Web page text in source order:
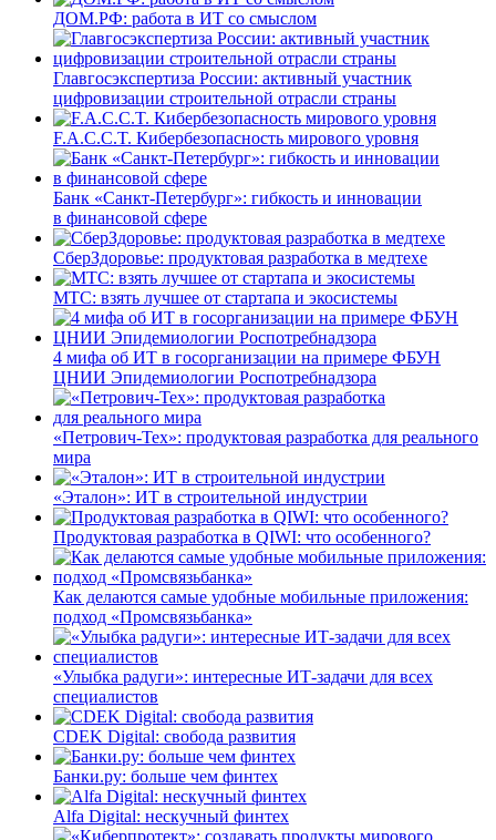
ДОМ.РФ: работа в ИТ со смыслом
Главгосэкспертиза России: активный участник
цифровизации строительной отрасли страны
F.A.C.C.T. Кибербезопасность мирового уровня
Банк «Санкт-Петербург»: гибкость и инновации
в финансовой сфере
СберЗдоровье: продуктовая разработка в медтехе
МТС: взять лучшее от стартапа и экосистемы
4 мифа об ИТ в госорганизации на примере ФБУН
ЦНИИ Эпидемиологии Роспотребнадзора
«Петрович-Тех»: продуктовая разработка для реального
мира
«Эталон»: ИТ в строительной индустрии
Продуктовая разработка в QIWI: что особенного?
Как делаются самые удобные мобильные приложения:
подход «Промсвязьбанка»
«Улыбка радуги»: интересные ИТ-задачи для всех
специалистов
CDEK Digital: свобода развития
Банки.ру: больше чем финтех
Alfa Digital: нескучный финтех